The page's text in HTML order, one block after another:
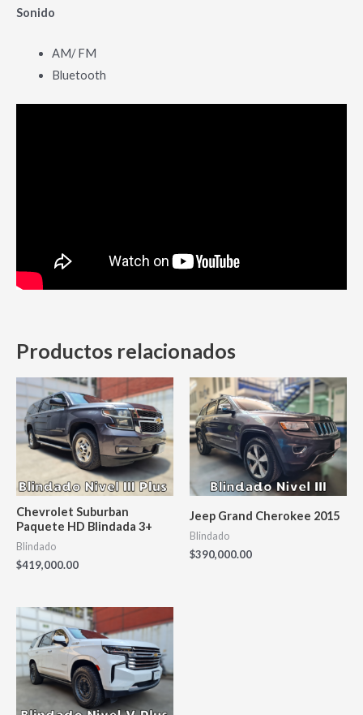
Sonido
AM/ FM
Bluetooth
Productos relacionados
Chevrolet Suburban
Paquete HD Blindada 3+
Blindado
$419,000.00
Jeep Grand Cherokee 2015
Blindado
$390,000.00